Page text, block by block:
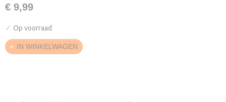
€ 9,99
✓ Op voorraad
IN WINKELWAGEN